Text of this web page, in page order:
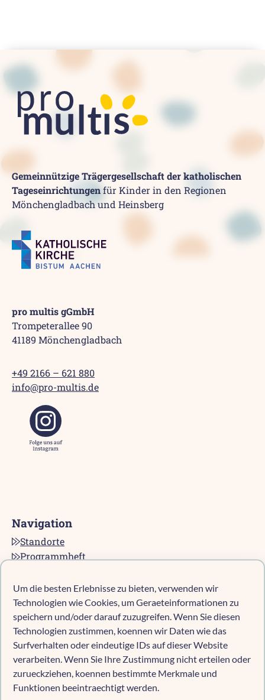
Um die besten Erlebnisse zu bieten, verwenden wir
Technologien wie Cookies, um Geraeteinformationen zu
speichern und/oder darauf zuzugreifen. Wenn Sie diesen
Technologien zustimmen, koennen wir Daten wie das
Surfverhalten oder eindeutige IDs auf dieser Website
verarbeiten. Wenn Sie Ihre Zustimmung nicht erteilen oder
zurueckziehen, koennen bestimmte Merkmale und
Funktionen beeintraechtigt werden.
Gemeinnützige Trägergesellschaft der katholischen
Tageseinrichtungenfür Kinder in den Regionen
Mönchengladbach und Heinsberg
pro multis gGmbH
Trompeterallee 90
41189 Mönchengladbach
+49 2166 – 621 880
info@pro-multis.de
Navigation
Standorte
Programmheft
Karriere bei pro multis
Impressum
Datenschutz
Cookie-Richtlinie (EU)
Kind anmelden